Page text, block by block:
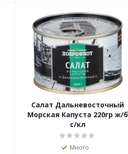
Салат Дальневосточный
Морская Капуста 220гр ж/б
с/кл
Много